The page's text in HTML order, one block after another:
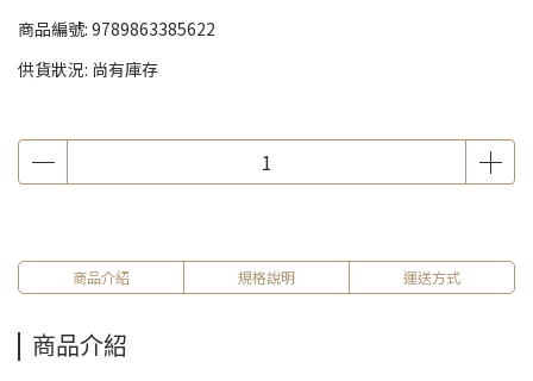
商品編號: 9789863385622
供貨狀況: 尚有庫存
商品介紹 規格說明 運送方式
商品介紹